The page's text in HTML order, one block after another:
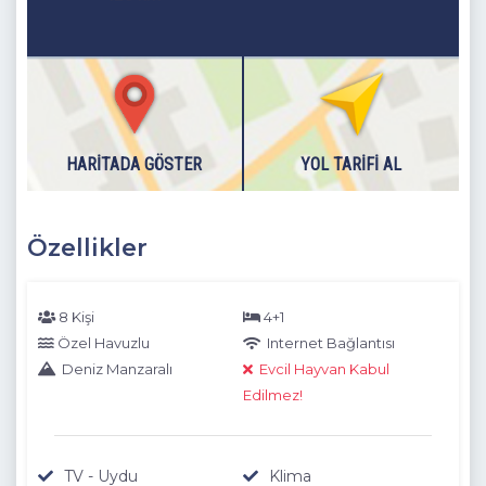
HARITADA GÖSTER YOL TARIFI AL
Özellikler
8 Kişi
4+1
Özel Havuzlu
Internet Bağlantısı
Deniz Manzaralı
Evcil Hayvan Kabul
Edilmez!
TV - Uydu Klima